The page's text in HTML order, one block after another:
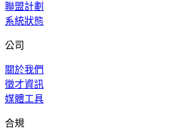
聯盟計劃
系統狀態
公司
關於我們
徵才資訊
媒體工具
合規